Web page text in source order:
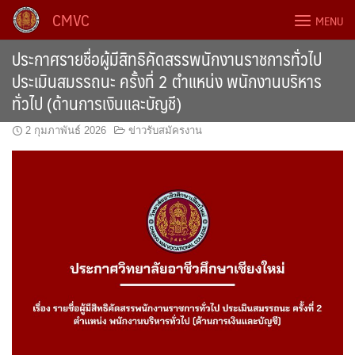
Skip
content
CMVC MENU
ประกาศรายชื่อผู้มีสิทธิคัดสรรพนักงานราชการทั่วไป
ประเมินสมรรถนะ ครั้งที่ 2 ตำแหน่ง พนักงานบริหาร
ทั่วไป (ด้านการเงินและบัญชี)
2 กุมภาพันธ์ 2026 ข่าวรับสมัครงาน